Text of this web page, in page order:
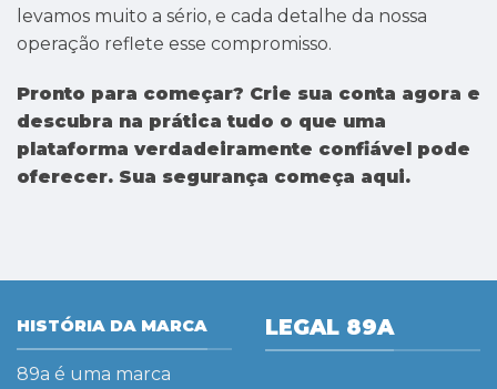
levamos muito a sério, e cada detalhe da nossa
operação reflete esse compromisso.
Pronto para começar? Crie sua conta agora e
descubra na prática tudo o que uma
plataforma verdadeiramente confiável pode
oferecer. Sua segurança começa aqui.
HISTÓRIA DA MARCA
89a é uma marca
LEGAL 89A